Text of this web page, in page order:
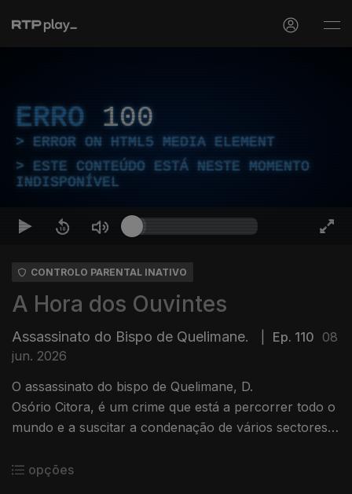
ERRO 100
ERROR ON HTML5 MEDIA ELEMENT
ESTE CONTEÚDO ESTÁ NESTE MOMENTO
INDISPONÍVEL
CONTROLO PARENTAL INATIVO
A Hora dos Ouvintes
Assassinato do Bispo de Quelimane. Ep. 110 08
jun. 2026
O assassinato do bispo de Quelimane, D.
Osório Citora, é um crime que está a percorrer todo o
mundo e a suscitar a condenação de vários sectores
opções